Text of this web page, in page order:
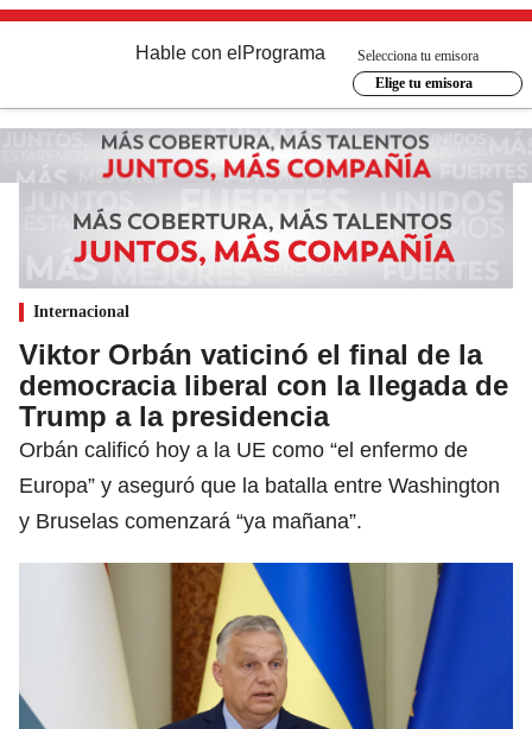
Hable con el Programa
Selecciona tu emisora
Elige tu emisora
Internacional
Viktor Orbán vaticinó el final de la
democracia liberal con la llegada de
Trump a la presidencia
Orbán calificó hoy a la UE como “el enfermo de
Europa” y aseguró que la batalla entre Washington
y Bruselas comenzará “ya mañana”.